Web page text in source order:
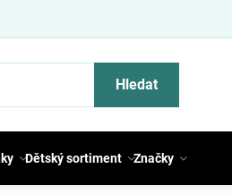
Hledat
Dětský sortiment Značky